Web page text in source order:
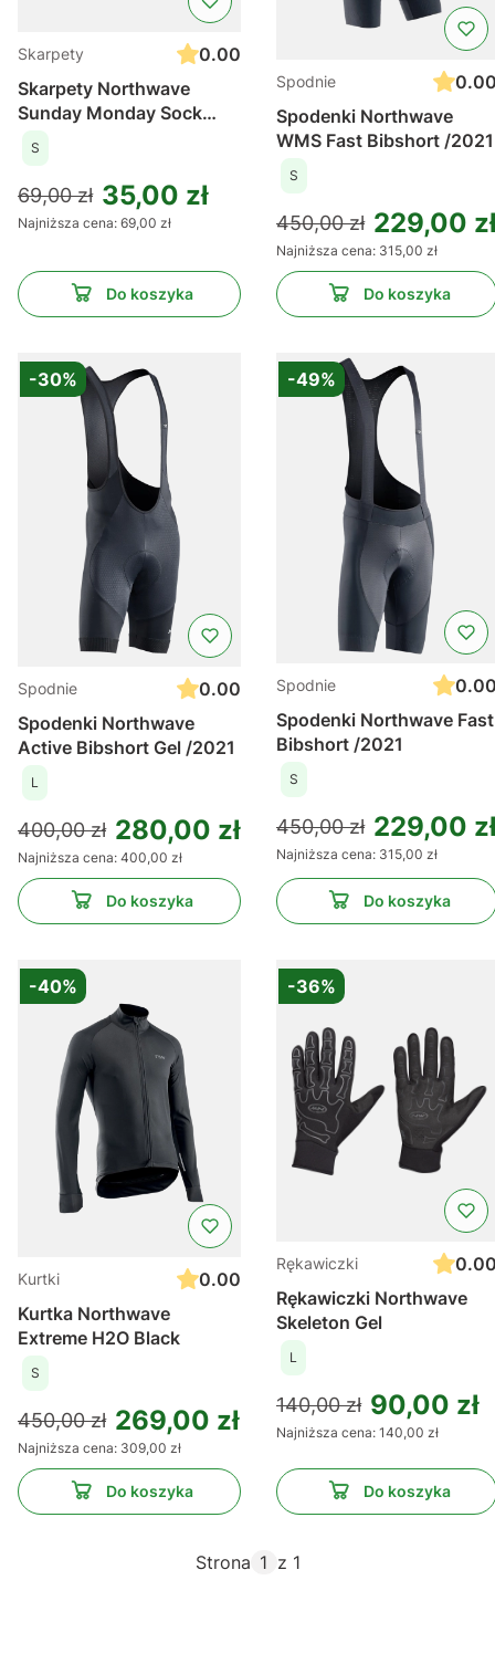
Skarpety
0.00
Skarpety Northwave
Sunday Monday Sock
S
69,00 zł 35,00 zł
Najniższa cena: 69,00 zł
Do koszyka
Spodnie
Spodenki Northwave
WMS Fast Bibshort /2021
S
450,00 zł 229,00
Najniższa cena: 315,00 zł
Do koszyka
-30%
Spodnie
0.00
Spodenki Northwave
Active Bibshort Gel /2021
L
400,00 zł 280,00 zł
Najniższa cena: 400,00 zł
Do koszyka
-49%
Spodnie
Spodenki Northwave Fast
Bibshort /2021
S
450,00 zł 229,00
Najniższa cena: 315,00 zł
Do koszyka
-40%
Kurtki
0.00
Kurtka Northwave
Extreme H2O Black
S
450,00 zł 269,00 zł
Najniższa cena: 309,00 zł
Do koszyka
-36%
Rękawiczki
Rękawiczki Northwave
Skeleton Gel
L
140,00 zł 90,00 zł
Najniższa cena: 140,00 zł
Do koszyka
Strona z 1